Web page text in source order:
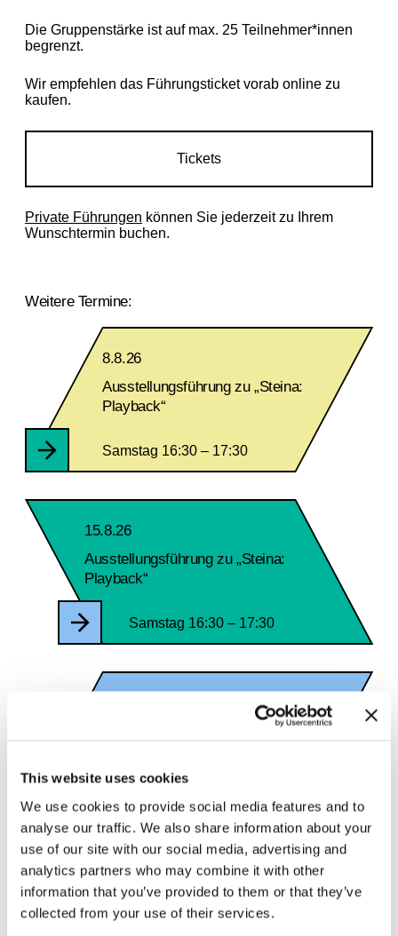
This website uses cookies
We use cookies to provide social media features and to
analyse our traffic. We also share information about your
use of our site with our social media, advertising and
analytics partners who may combine it with other
information that you’ve provided to them or that they’ve
collected from your use of their services.
Die Gruppenstärke ist auf max. 25 Teilnehmer*innen
begrenzt.
Wir empfehlen das Führungsticket vorab online zu
kaufen.
Tickets
Private Führungen können Sie jederzeit zu Ihrem
Wunschtermin buchen.
Weitere Termine:
8.8.26
Ausstellungsführung zu „Steina:
Playback“
Samstag 16:30 – 17:30
15.8.26
Ausstellungsführung zu „Steina:
Playback“
Samstag 16:30 – 17:30
Ausstellungsführung zu „Steina:
19.9.26
Ausstellungsführung zu „Steina:
Playback“